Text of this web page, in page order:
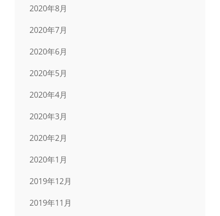
2020年8月
2020年7月
2020年6月
2020年5月
2020年4月
2020年3月
2020年2月
2020年1月
2019年12月
2019年11月